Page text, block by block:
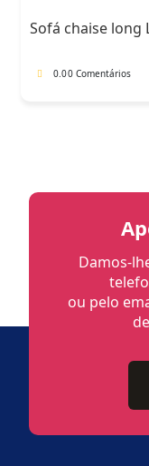
1
1
Sofá chaise long
0.00 Comentários
Damos-
ou pelo
de